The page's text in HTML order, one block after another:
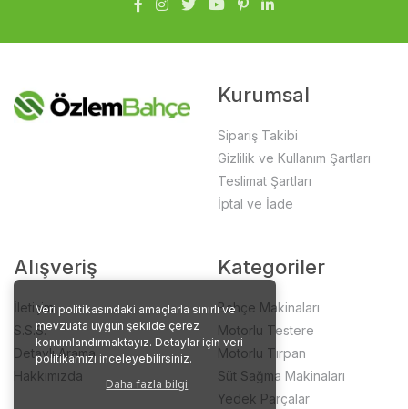
Veri politikasındaki amaçlarla sınırlı ve
mevzuata uygun şekilde çerez
konumlandırmaktayız. Detaylar için veri
politikamızı inceleyebilirsiniz.
Daha fazla bilgi
Kurumsal
Sipariş Takibi
Gizlilik ve Kullanım Şartları
Teslimat Şartları
İptal ve İade
Alışveriş
İletişim
S.S.S.
Detaylı Arama
Hakkımızda
Kategoriler
Bahçe Makinaları
Motorlu Testere
Motorlu Tırpan
Süt Sağma Makinaları
Yedek Parçalar